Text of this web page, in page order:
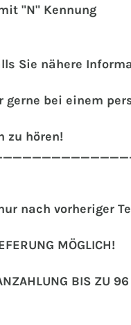
"N" Kennung
Sie nähere
gerne bei einem
zu hören!
nach vorheriger
MÖGLICH!
BIS ZU